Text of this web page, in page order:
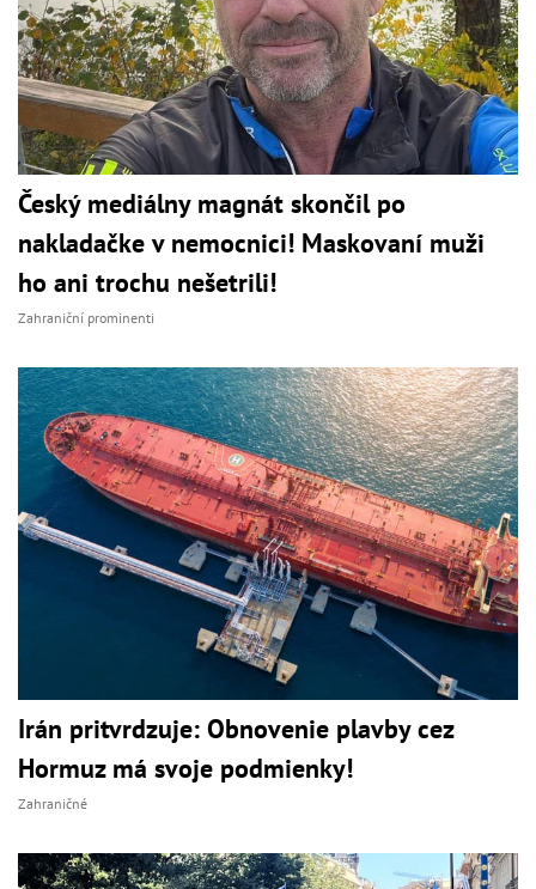
Český mediálny magnát skončil po
nakladačke v nemocnici! Maskovaní muži
ho ani trochu nešetrili!
Zahraniční prominenti
Irán pritvrdzuje: Obnovenie plavby cez
Hormuz má svoje podmienky!
Zahraničné